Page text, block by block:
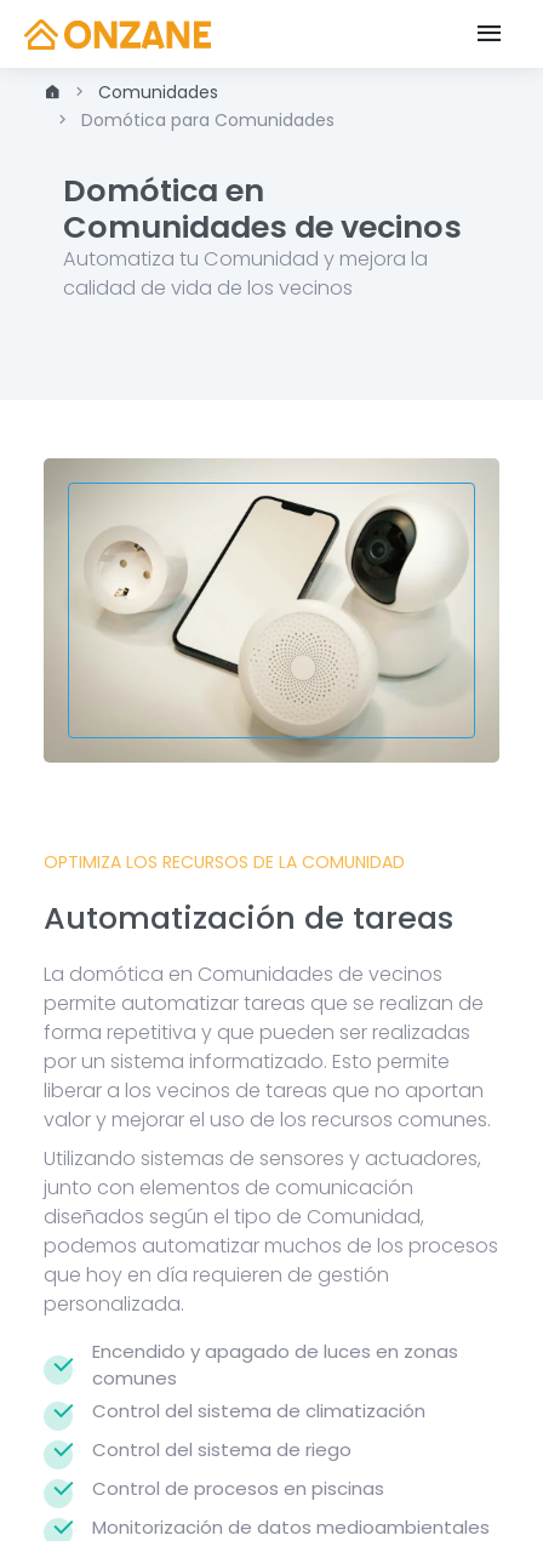
Comunidades
Domótica para Comunidades
Domótica en
Comunidades de vecinos
Automatiza tu Comunidad y mejora la
calidad de vida de los vecinos
OPTIMIZA LOS RECURSOS DE LA COMUNIDAD
Automatización de tareas
La domótica en Comunidades de vecinos
permite automatizar tareas que se realizan de
forma repetitiva y que pueden ser realizadas
por un sistema informatizado. Esto permite
liberar a los vecinos de tareas que no aportan
valor y mejorar el uso de los recursos comunes.
Utilizando sistemas de sensores y actuadores,
junto con elementos de comunicación
diseñados según el tipo de Comunidad,
podemos automatizar muchos de los procesos
que hoy en día requieren de gestión
personalizada.
Encendido y apagado de luces en zonas
comunes
Control del sistema de climatización
Control del sistema de riego
Control de procesos en piscinas
Monitorización de datos medioambientales